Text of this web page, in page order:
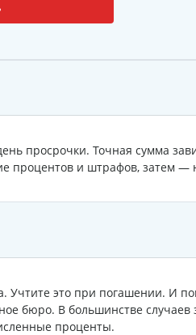
просрочки. Точная сумма
процентов и штрафов, затем —
Учтите это при погашении. И
бюро. В большинстве
проценты.